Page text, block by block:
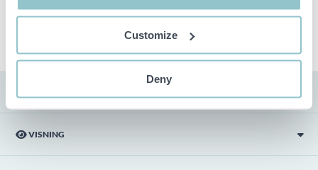
Customize
Deny
VISNING
OBS! Eventuell pall och palltillbehör som syns på bilden
ingår ej i objektet om detta inte är angett i beskrivningen.